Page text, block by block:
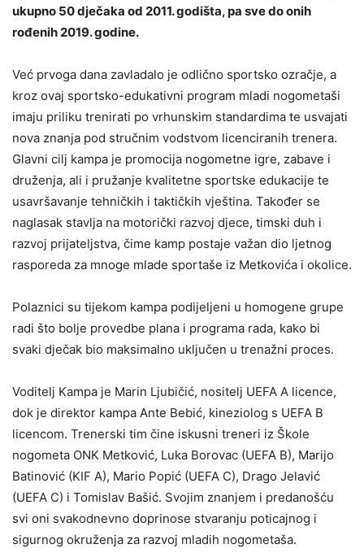
ukupno 50 dječaka od 2011. godišta, pa sve do onih
rođenih 2019. godine.
Već prvoga dana zavladalo je odlično sportsko ozračje, a
kroz ovaj sportsko-edukativni program mladi nogometaši
imaju priliku trenirati po vrhunskim standardima te usvajati
nova znanja pod stručnim vodstvom licenciranih trenera.
Glavni cilj kampa je promocija nogometne igre, zabave i
druženja, ali i pružanje kvalitetne sportske edukacije te
usavršavanje tehničkih i taktičkih vještina. Također se
naglasak stavlja na motorički razvoj djece, timski duh i
razvoj prijateljstva, čime kamp postaje važan dio ljetnog
rasporeda za mnoge mlade sportaše iz Metkovića i okolice.
Polaznici su tijekom kampa podijeljeni u homogene grupe
radi što bolje provedbe plana i programa rada, kako bi
svaki dječak bio maksimalno uključen u trenažni proces.
Voditelj Kampa je Marin Ljubičić, nositelj UEFA A licence,
dok je direktor kampa Ante Bebić, kineziolog s UEFA B
licencom. Trenerski tim čine iskusni treneri iz Škole
nogometa ONK Metković, Luka Borovac (UEFA B), Marijo
Batinović (KIF A), Mario Popić (UEFA C), Drago Jelavić
(UEFA C) i Tomislav Bašić. Svojim znanjem i predanošću
svi oni svakodnevno doprinose stvaranju poticajnog i
sigurnog okruženja za razvoj mladih nogometaša.